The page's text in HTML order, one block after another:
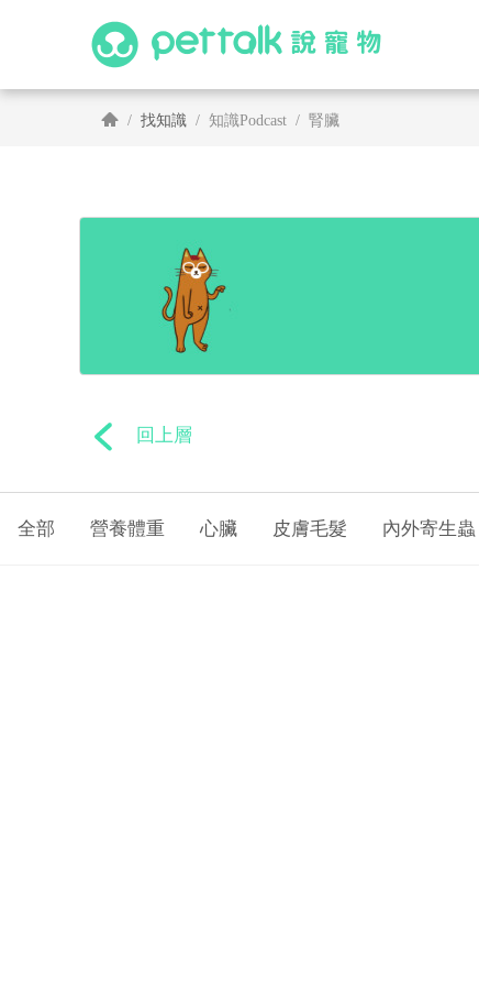
找知識 知識Podcast 腎臟
回上層
全部 營養體重 心臟 皮膚毛髮 內外寄生蟲